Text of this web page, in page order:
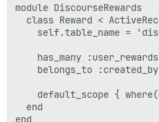
module DiscourseRewards
class Reward <
self.table_name =
    has_many :user_rewards
belongs_to
default_scope {
  end